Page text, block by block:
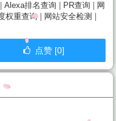
Alexa排名查询 PR查询
网
权重查询| 网站安全检测
点赞 [0]